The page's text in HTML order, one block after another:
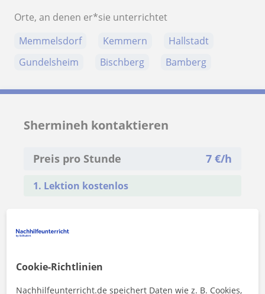
Orte, an denen er*sie unterrichtet
Memmelsdorf
Kemmern
Hallstadt
Gundelsheim
Bischberg Bamberg
Shermineh kontaktieren
Preis pro Stunde 7€/h
1. Lektion kostenlos
Cookie-Richtlinien
Nachhilfeunterricht.de speichert Daten wie z. B. Cookies,